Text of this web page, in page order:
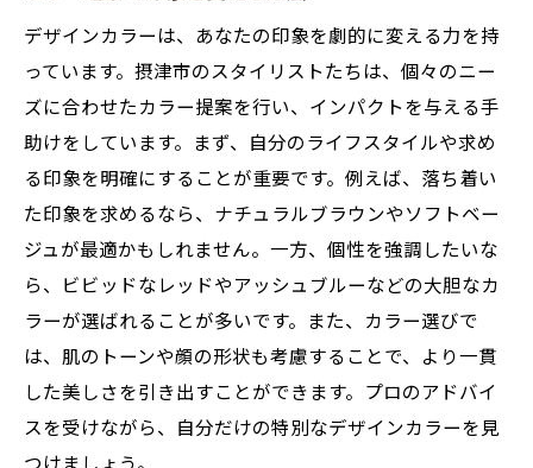
肌色に合わせたカラーデザイン事例
摂津市で理想のヘアスタイルを手に入れるデザ
インカラーヒント
デザインカラーで変わるヘアスタイル
スタイリストが教える理想のスタイル提案
カラーとカットの組み合わせで魅力アップ
摂津市で叶えるスタイルチェンジ
理想のスタイルに近づくカラーテクニック
デザインカラーで新しい自分を発見！摂津市の
人気カラー
デザインカラーは、あなたの印象を劇的に変える力を持
っています。摂津市のスタイリストたちは、個々のニー
ズに合わせたカラー提案を行い、インパクトを与える手
助けをしています。まず、自分のライフスタイルや求め
る印象を明確にすることが重要です。例えば、落ち着い
た印象を求めるなら、ナチュラルブラウンやソフトベー
ジュが最適かもしれません。一方、個性を強調したいな
ら、ビビッドなレッドやアッシュブルーなどの大胆なカ
ラーが選ばれることが多いです。また、カラー選びで
は、肌のトーンや顔の形状も考慮することで、より一貫
した美しさを引き出すことができます。プロのアドバイ
スを受けながら、自分だけの特別なデザインカラーを見